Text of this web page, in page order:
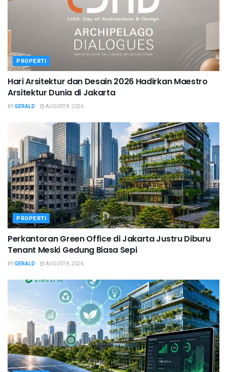
PROPERTI
Hari Arsitektur dan Desain 2026 Hadirkan Maestro
Arsitektur Dunia di Jakarta
BYGERALD AUGUST 8, 2026
PROPERTI
Perkantoran Green Office di Jakarta Justru Diburu
Tenant Meski Gedung Biasa Sepi
BYGERALD AUGUST 8, 2026